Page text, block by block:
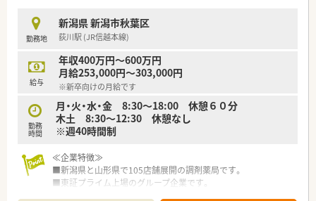
とも魅力です。ワークスケジュールで予め時間を決めてヘルス
売り場でのサポートをしています。
地域に立地する面薬局が多く、幅広い医療機関から処方箋を応需
しており、面分業で全科目を対応しており、科目が極端に偏るこ
とがありません。
<働き方について>
ライフスタイルに合わせて｢9時間勤務・8時間勤務｣のどちらか
選択が可能です！
就業時間も薬局の営業時間に合わせている為、ライフワークバラ
キャリアパスが明確で早い段階から責任あるポジションに就く
チャンスがあり｢1～2年目で薬局長
最短3～4年目でエリアマネージャー(SV)」に昇格できるなど、成
勤務地
新潟県 新潟市秋葉区
荻川駅 (JR信越本線)
給与
年収400万円～600万円
月給253,000円～303,000円
※新卒向けの月給です
勤務
時間
月・火・水・金 8:30～18:00 休憩６０分
木土 8:30～12:30 休憩なし
※週40時間制
≪企業特徴≫
■新潟県と山形県で105店舗展開の調剤薬局です。
■東証プライム上場のグループ企業です。